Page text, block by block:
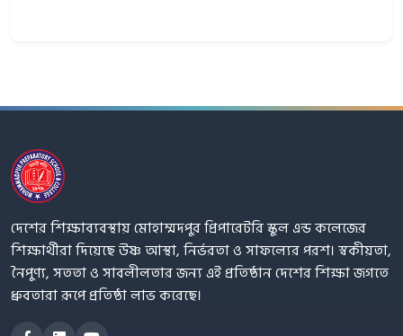
দেশের শিক্ষাব্যবস্থায় মোহাম্মদপুর প্রিপারেটরি স্কুল এন্ড কলেজের
শিক্ষার্থীরা দিয়েছে উষ্ণ আস্থা, নির্ভরতা ও সাফল্যের পরশ। স্বকীয়তা,
নৈপুণ্য, সততা ও সাবলীলতার জন্য এই প্রতিষ্ঠান দেশের শিক্ষা জগতে
ধ্রুবতারা রূপে প্রতিষ্ঠা লাভ করেছে।